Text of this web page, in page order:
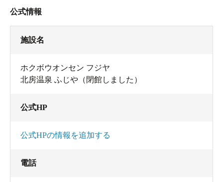
公式情報
施設名
ホクボウオンセン フジヤ
北房温泉 ふじや（閉館しました）
公式HP
公式HPの情報を追加する
電話